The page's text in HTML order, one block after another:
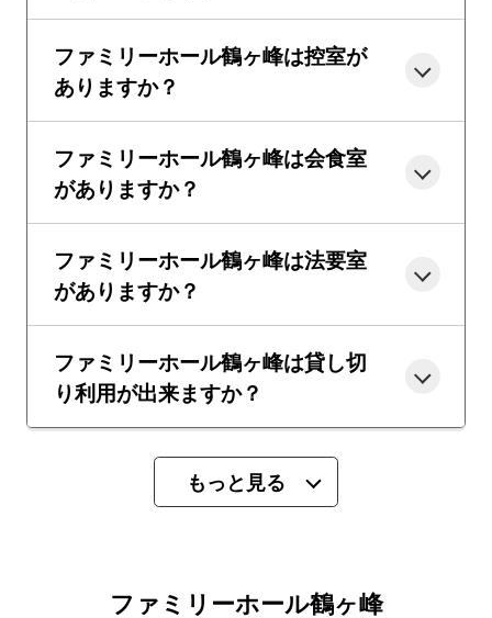
ファミリーホール鶴ヶ峰は控室が
ありますか？
ファミリーホール鶴ヶ峰は会食室
がありますか？
ファミリーホール鶴ヶ峰は法要室
がありますか？
ファミリーホール鶴ヶ峰は貸し切
り利用が出来ますか？
もっと見る
ファミリーホール鶴ヶ峰